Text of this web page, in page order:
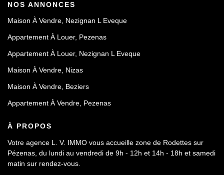
NOS ANNONCES
Maison À Vendre, Nezignan L Eveque
Appartement À Louer, Pezenas
Appartement À Louer, Nezignan L Eveque
Maison À Vendre, Nizas
Maison À Vendre, Beziers
Appartement À Vendre, Pezenas
À PROPOS
Votre agence L. V. IMMO vous accueille zone de Rodettes sur
Pézenas, du lundi au vendredi de 9h - 12h et 14h - 18h et samedi
matin sur rendez-vous.